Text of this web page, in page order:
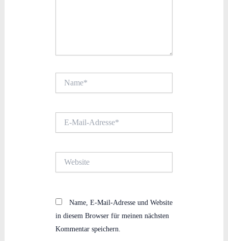
Mail-
Name, E-Mail-Adresse und Website
in diesem Browser für meinen nächsten
Kommentar speichern.